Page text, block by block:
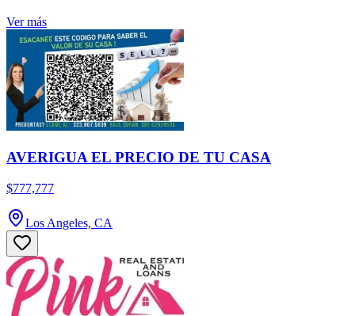
Ver más
AVERIGUA EL PRECIO DE TU CASA
$777,777
Los Angeles, CA